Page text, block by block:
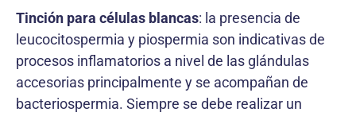
Tinción para células blancas: la presencia de
leucocitospermia y piospermia son indicativas de
procesos inflamatorios a nivel de las glándulas
accesorias principalmente y se acompañan de
bacteriospermia. Siempre se debe realizar un